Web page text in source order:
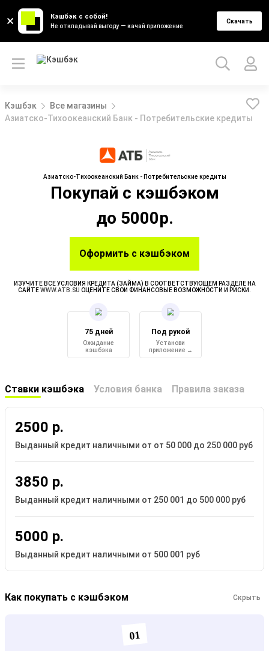
Кэшбэк с собой!
Не откладывай выгоду — качай приложение
Скачать
Кэшбэк
Все магазины
Азиатско-Тихоокеанский Банк - Потребительские кредиты
Азиатско-Тихоокеанский Банк - Потребительские кредиты
Покупай с кэшбэком
до 5000р.
Оформить с кэшбэком
ИЗУЧИТЕ ВСЕ УСЛОВИЯ КРЕДИТА (ЗАЙМА) В СООТВЕТСТВУЮЩЕМ РАЗДЕЛЕ НА
САЙТЕWWW.ATB.SU ОЦЕНИТЕ СВОИ ФИНАНСОВЫЕ ВОЗМОЖНОСТИ И РИСКИ.
75 дней
Ожидание
кэшбэка
Под рукой
Установи
приложение →
Ставки кэшбэка Условия банка Правила заказа
2500 р.
Выданный кредит наличными от от 50 000 до 250 000 руб
3850 р.
Выданный кредит наличными от 250 001 до 500 000 руб
5000 р.
Выданный кредит наличными от 500 001 руб
Как покупать с кэшбэком Скрыть
01